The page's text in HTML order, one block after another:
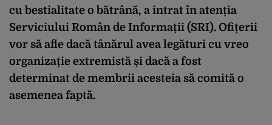
cu bestialitate o bătrână, a intrat în atenția
Serviciului Român de Informații (SRI). Ofițerii
vor să afle dacă tânărul avea legături cu vreo
organizație extremistă și dacă a fost
determinat de membrii acesteia să comită o
asemenea faptă.